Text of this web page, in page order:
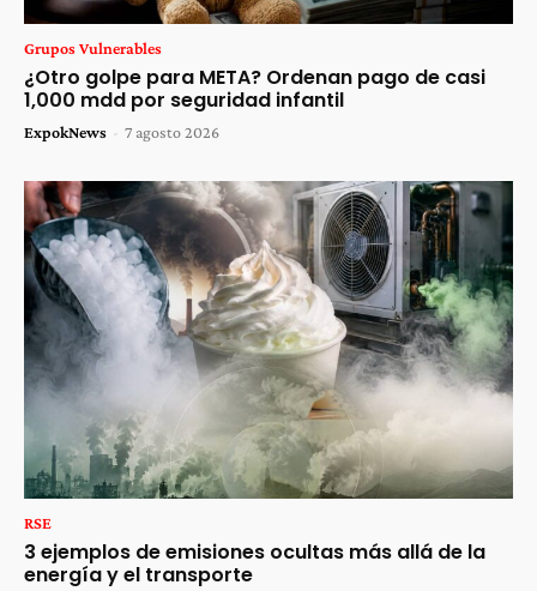
Grupos Vulnerables
¿Otro golpe para META? Ordenan pago de casi
1,000 mdd por seguridad infantil
ExpokNews - 7 agosto 2026
RSE
3 ejemplos de emisiones ocultas más allá de la
energía y el transporte